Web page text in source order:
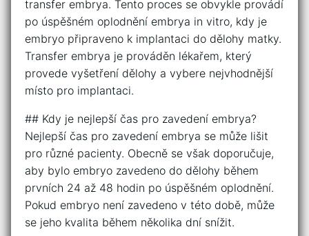
transfer embrya. Tento proces se obvykle provádí
po úspěšném oplodnění embrya in vitro, kdy je
embryo připraveno k implantaci do dělohy matky.
Transfer embrya je prováděn lékařem, který
provede vyšetření dělohy a vybere nejvhodnější
místo pro implantaci.
## Kdy je nejlepší čas pro zavedení embrya?
Nejlepší čas pro zavedení embrya se může lišit
pro různé pacienty. Obecně se však doporučuje,
aby bylo embryo zavedeno do dělohy během
prvních 24 až 48 hodin po úspěšném oplodnění.
Pokud embryo není zavedeno v této době, může
se jeho kvalita během několika dní snížit.